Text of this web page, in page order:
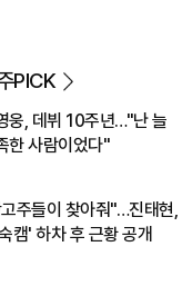
PICK
웅, 데뷔 10주년…"난 늘
한 사람이었다"
주들이 찾아줘"…진태현,
캠' 하차 후 근황 공개